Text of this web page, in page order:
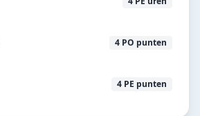
4 PO punten
4 PE punten